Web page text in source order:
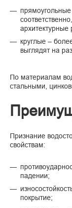
прямоугольные
круглые –
выглядят на
По материалам
стальными,
Признание
свойствам:
падении;
покрытие;